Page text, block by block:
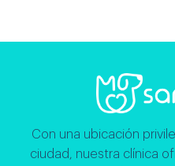
Con una ubicación
ciudad, nuestra clínica